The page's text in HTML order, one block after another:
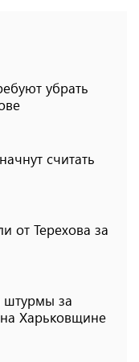
убрать
считать
от Терехова за
штурмы за
Харьковщине